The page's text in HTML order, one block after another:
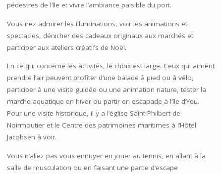
pédestres de l’île et vivre l’ambiance paisible du port.
Vous irez admirer les illuminations, voir les animations et
spectacles, dénicher des cadeaux originaux aux marchés et
participer aux ateliers créatifs de Noël.
En ce qui concerne les activités, le choix est large. Ceux qui aiment
prendre l’air peuvent profiter d’une balade à pied ou à vélo,
participer à une visite guidée ou une animation nature, tester la
marche aquatique en hiver ou partir en escapade à l’île d’Yeu.
Pour une visite historique, il y a l’église Saint-Philbert-de-
Noirmoutier et le Centre des patrimoines maritimes à l’Hôtel
Jacobsen à voir.
Vous n’allez pas vous ennuyer en jouer au tennis, en allant à la
salle de musculation ou en faisant une partie d’escape